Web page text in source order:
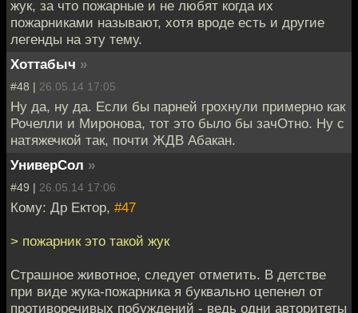
жук, за что пожарные и не любят когда их
пожарниками называют, хотя вроде есть и другие
легенды на эту тему.
Хоттабыч »
#48 | 26.05.14 17:05
Ну да, ну да. Если бы парней грохнули примерно как
Рочелли и Миронова, тот это было бы зачОтно. Ну с
натяжечкой так, почти ЖДВ Абакан.
УниверСол »
#49 | 26.05.14 17:06
Кому: Др Ектор, #47
> пожарник это такой жук
Страшное животное, следует отметить. В детстве
при виде жука-пожарника я буквально цепенел от
противоречивых побуждений - ведь одни авторитеты